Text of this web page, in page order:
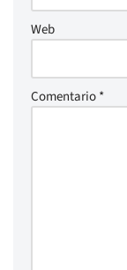
Web
Comentario*